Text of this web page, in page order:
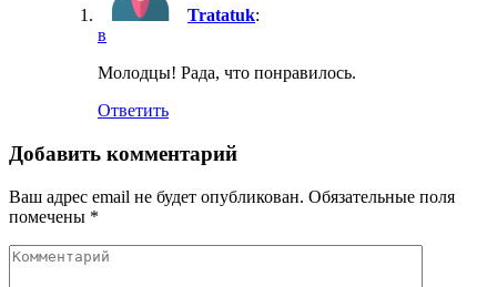
Tratatuk:
в
Молодцы! Рада, что понравилось.
Ответить
Добавить комментарий
Ваш адрес email не будет опубликован. Обязательные поля
помечены *
Комментарий